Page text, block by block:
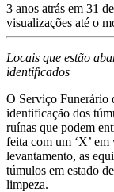
3 anos atrás em 31
visualizações até o
Locais que estão
identificados
O Serviço Funerário
identificação dos
ruínas que podem
feita com um ‘X’
levantamento, as
túmulos em estado
limpeza.